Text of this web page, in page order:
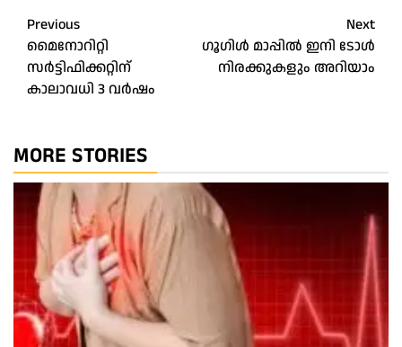
Post
navigation
Previous
മൈനോറിറ്റി
സർട്ടിഫിക്കറ്റിന്
കാലാവധി 3 വർഷം
Next
ഗൂഗിള്‍ മാപ്പില്‍ ഇനി ടോള്‍
നിരക്കുകളും അറിയാം
MORE STORIES